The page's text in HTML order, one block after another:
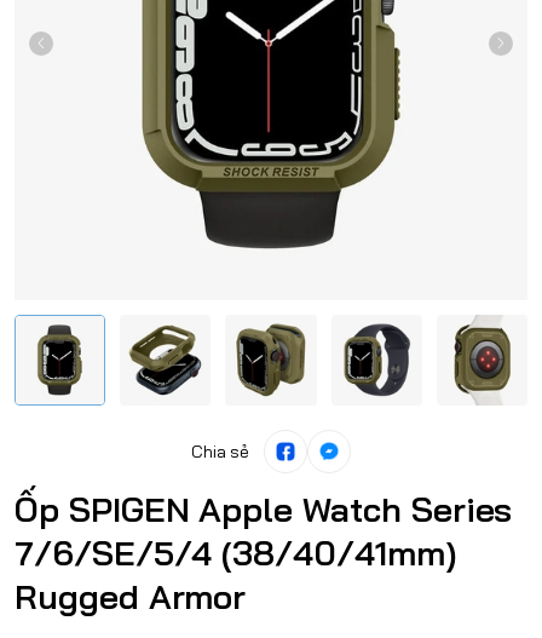
Chia sẻ
Ốp SPIGEN Apple Watch Series
7/6/SE/5/4 (38/40/41mm)
Rugged Armor